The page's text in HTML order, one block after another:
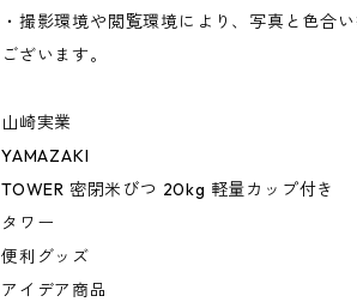
・撮影環境や閲覧環境により、写真と色合
ございます。
山崎実業
YAMAZAKI
TOWER 密閉米びつ 20kg 軽量カップ付き
タワー
便利グッズ
アイデア商品